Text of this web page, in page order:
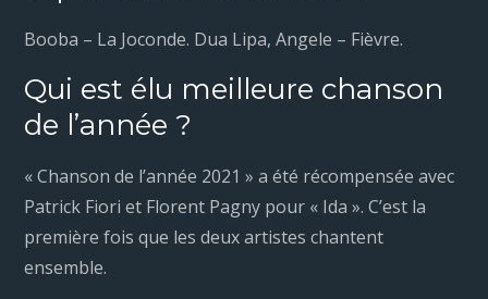
Booba – La Joconde. Dua Lipa, Angele – Fièvre.
Qui est élu meilleure chanson
de l’année ?
« Chanson de l’année 2021 » a été récompensée avec
Patrick Fiori et Florent Pagny pour « Ida ». C’est la
première fois que les deux artistes chantent
ensemble.